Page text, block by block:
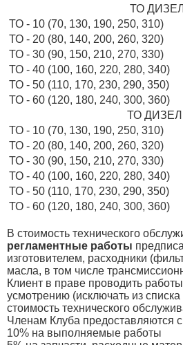
ТО
ТО - 10 (70, 130, 190, 250, 310)
ТО - 20 (80, 140, 200, 260, 320)
ТО - 30 (90, 150, 210, 270, 330)
ТО - 40 (100, 160, 220, 280, 340)
ТО - 50 (110, 170, 230, 290, 350)
ТО - 60 (120, 180, 240, 300, 360)
ТО
ТО - 10 (70, 130, 190, 250, 310)
ТО - 20 (80, 140, 200, 260, 320)
ТО - 30 (90, 150, 210, 270, 330)
ТО - 40 (100, 160, 220, 280, 340)
ТО - 50 (110, 170, 230, 290, 350)
ТО - 60 (120, 180, 240, 300, 360)
В стоимость технического
регламентные работы
изготовителем, расходники
масла, в том числе
Клиент в праве проводить
усмотрению (исключать из
стоимость технического
Членам Клуба предоставляются
10% на выполняемые работы